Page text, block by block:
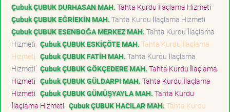
Çubuk ÇUBUK DURHASAN MAH. Tahta Kurdu İlaçlama Hizmeti
Çubuk ÇUBUK EĞRİEKİN MAH. Tahta Kurdu İlaçlama Hizmeti
Çubuk ÇUBUK ESENBOĞA MERKEZ MAH. Tahta Kurdu İlaçlama
Hizmeti Çubuk ÇUBUK ESKİÇÖTE MAH. Tahta Kurdu İlaçlama
Hizmeti Çubuk ÇUBUK FATİH MAH. Tahta Kurdu İlaçlama
Hizmeti Çubuk ÇUBUK GÖKÇEDERE MAH. Tahta Kurdu İlaçlama
Hizmeti Çubuk ÇUBUK GÜLDARPI MAH. Tahta Kurdu İlaçlama
Hizmeti Çubuk ÇUBUK GÜMÜŞYAYLA MAH. Tahta Kurdu
İlaçlama Hizmeti Çubuk ÇUBUK HACILAR MAH. Tahta Kurdu